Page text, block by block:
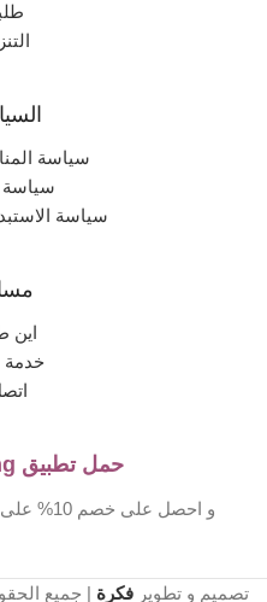
سياسة
سياسة
سياسة
اين
خدمة
حمل تطبيق Retro Gaming
و احصل على خصم 10% على طلبك الأول من خلال التطبيق
تصميم و تطوير فكرة | جميع